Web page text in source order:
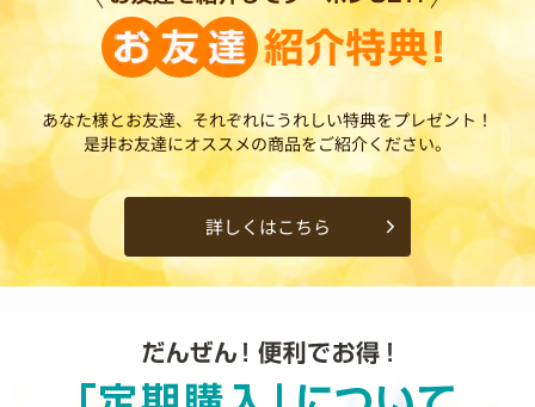
あなた様とお友達、それぞれにうれしい特典をプレゼント！
是非お友達にオススメの商品をご紹介ください。
詳しくはこちら